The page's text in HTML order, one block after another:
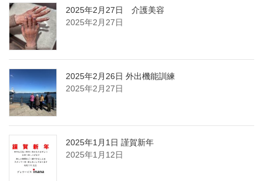
2025年2月27日 介護美容
2025年2月27日
2025年2月26日 外出機能訓練
2025年2月27日
2025年1月1日 謹賀新年
2025年1月12日